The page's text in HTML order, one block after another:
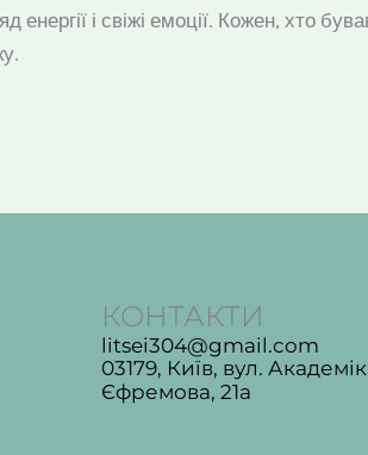
енергії і свіжі емоції. Кожен, хто
КОНТАКТИ
litsei304@gmail.com
03179, Київ, вул.
Єфремова, 21а